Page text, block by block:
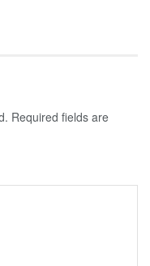
Required fields are